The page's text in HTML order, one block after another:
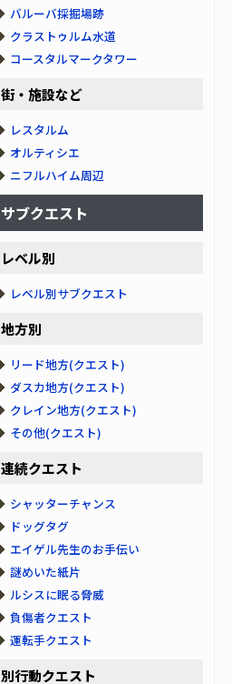
バルーバ採掘場跡
クラストゥルム水道
コースタルマークタワー
街・施設など
レスタルム
オルティシエ
ニフルハイム周辺
サブクエスト
レベル別
レベル別サブクエスト
地方別
リード地方(クエスト)
ダスカ地方(クエスト)
クレイン地方(クエスト)
その他(クエスト)
連続クエスト
シャッターチャンス
ドッグタグ
エイゲル先生のお手伝い
謎めいた紙片
ルシスに眠る脅威
負傷者クエスト
運転手クエスト
別行動クエスト